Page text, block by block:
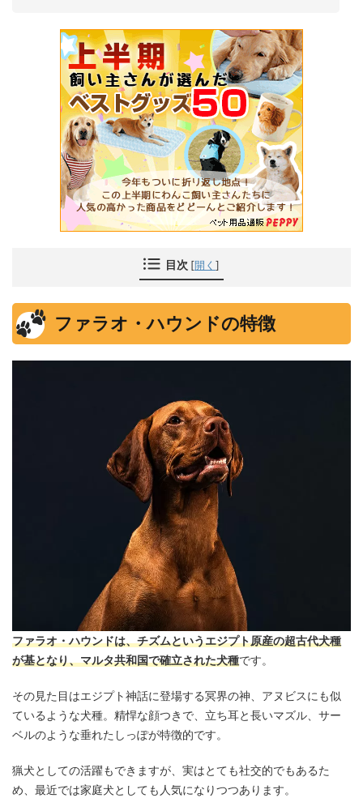
目次 [開く ]
ファラオ・ハウンドの特徴
ファラオ・ハウンドは、チズムというエジプト原産の超古代犬種
が基となり、マルタ共和国で確立された犬種です。
その見た目はエジプト神話に登場する冥界の神、アヌビスにも似
ているような犬種。精悍な顔つきで、立ち耳と長いマズル、サー
ベルのような垂れたしっぽが特徴的です。
猟犬としての活躍もできますが、実はとても社交的でもあるた
め、最近では家庭犬としても人気になりつつあります。